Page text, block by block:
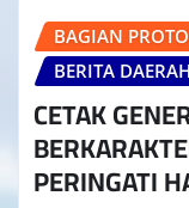
BAGIAN
BERITA DAERAH
CETAK
PERINGATI